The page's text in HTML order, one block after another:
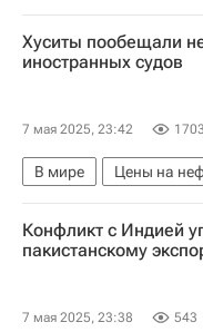
Хуситы пообещали
иностранных судов
7 мая 2025, 23:42 1703
В мире Цены на
Аравийское море
Обострение
Конфликт с Индией
пакистанскому
7 мая 2025, 23:38 543